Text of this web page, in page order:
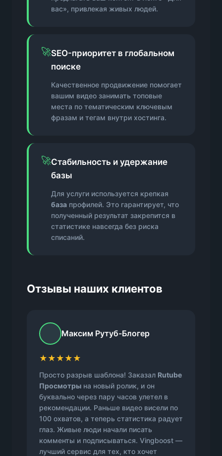
вас», привлекая живых людей.
🚀SEO-приоритет в глобальном
поиске
Качественное продвижение помогает
вашим видео занимать топовые
места по тематическим ключевым
фразам и тегам внутри хостинга.
🚀Стабильность и удержание
базы
Для услуги используется крепкая
база профилей. Это гарантирует, что
полученный результат закрепится в
статистике навсегда без риска
списаний.
Отзывы наших клиентов
Максим Рутуб-Блогер
★★★★★
Просто разрыв шаблона! Заказал Rutube
Просмотры на новый ролик, и он
буквально через пару часов улетел в
рекомендации. Раньше видео висели по
100 охватов, а теперь статистика радует
глаз. Живые люди начали писать
комменты и подписываться. Vingboost —
лучший сервис для тех, кто хочет